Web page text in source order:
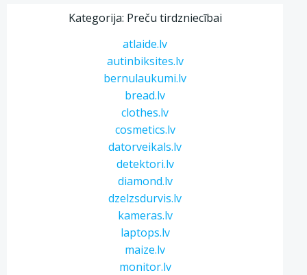
Kategorija: Preču tirdzniecībai
atlaide.lv
autinbiksites.lv
bernulaukumi.lv
bread.lv
clothes.lv
cosmetics.lv
datorveikals.lv
detektori.lv
diamond.lv
dzelzsdurvis.lv
kameras.lv
laptops.lv
maize.lv
monitor.lv